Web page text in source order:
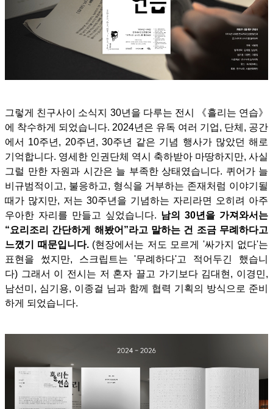
그렇게 친구사이 소식지 30년을 다루는 전시 《흘리는 연습》
에 착수하게 되었습니다. 2024년은 유독 여러 기업, 단체, 공간
에서 10주년, 20주년, 30주년 같은 기념 행사가 많았던 해로
기억합니다. 영세한 인권단체 역시 축하받아 마땅하지만, 사실
그럴 만한 자원과 시간은 늘 부족한 상태였습니다. 퀴어가 늘
비규범적이고, 불응하고, 형식을 거부하는 존재처럼 이야기될
때가 많지만, 저는 30주년을 기념하는 자리라면 오히려 아주
우아한 자리를 만들고 싶었습니다. 남의 30년을 가져와서는
“요리조리 간단하게 해봤어”라고 말하는 건 조금 무례하다고
느꼈기 때문입니다.(현장에서는 저도 모르게 '싸가지 없다'는
표현을 썼지만, 스크립트는 '무례하다'고 적어두긴 했습니
다) 그래서 이 전시는 저 혼자 끌고 가기보다 김대현, 이경민,
남선미, 심기용, 이종걸 님과 함께 협력 기획의 방식으로 준비
하게 되었습니다.